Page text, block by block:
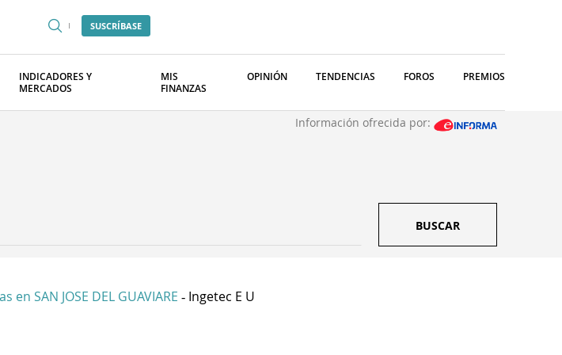
SUSCRÍBASE
INDICADORES Y
MERCADOS
MIS
FINANZAS
OPINIÓN TENDENCIAS FOROS PREMIOS
Información ofrecida por:
BUSCAR
en SAN JOSE DEL GUAVIARE - Ingetec E U